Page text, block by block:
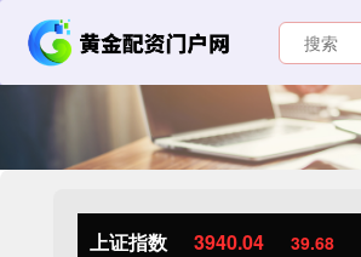
上证指数 3940.04 39.68